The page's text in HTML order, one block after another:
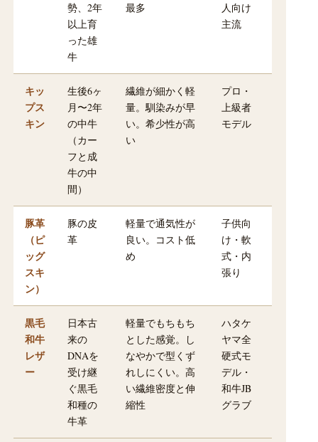
勢、2年
以上育
った雄
牛
最多
人向け
主流
キッ
プス
キン
生後6ヶ
月〜2年
の中牛
（カー
フと成
牛の中
間）
繊維が細かく軽
量。馴染みが早
い。希少性が高
い
プロ・
上級者
モデル
豚革
（ピ
ッグ
スキ
ン）
豚の皮
革
軽量で通気性が
良い。コスト低
め
子供向
け・軟
式・内
張り
黒毛
和牛
レザ
ー
日本古
来の
DNAを
受け継
ぐ黒毛
和種の
牛革
軽量でもちもち
とした感覚。し
なやかで型くず
れしにくい。高
い繊維密度と伸
縮性
ハタケ
ヤマ全
硬式モ
デル・
和牛JB
グラブ